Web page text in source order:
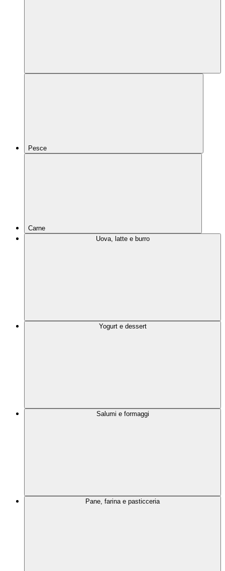
Pesce
Carne
Uova, latte e burro
Yogurt e dessert
Salumi e formaggi
Pane, farina e pasticceria